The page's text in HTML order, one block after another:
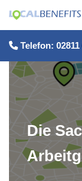
Zum
Inhalt
springen
Telefon: 02811
Die